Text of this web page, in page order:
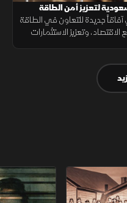
لتعزيز أمن الطاقة
جديدة للتعاون في الطاقة
وتعزيز الاستثمارات
تاريخ مجهول عودة الدجال